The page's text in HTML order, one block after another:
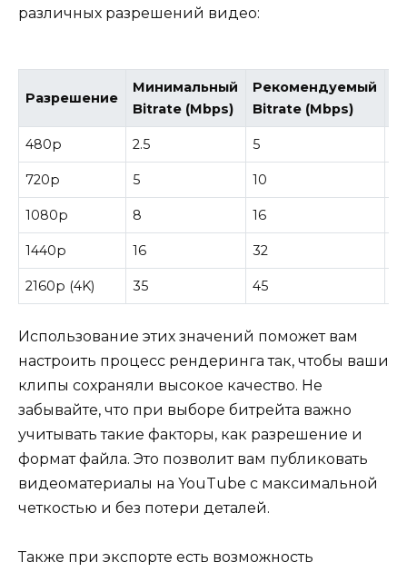
различных разрешений видео:
Разрешение
Минимальный
Bitrate (Mbps)
Рекомендуемый
Bitrate (Mbps)
480p 2.5 5
720p 5 10
1080p 8 16
1440p 16 32
2160p (4K) 35 45
Использование этих значений поможет вам
настроить процесс рендеринга так, чтобы ваши
клипы сохраняли высокое качество. Не
забывайте, что при выборе битрейта важно
учитывать такие факторы, как разрешение и
формат файла. Это позволит вам публиковать
видеоматериалы на YouTube с максимальной
четкостью и без потери деталей.
Также при экспорте есть возможность